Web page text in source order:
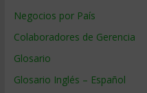
Negocios por País
Colaboradores de Gerencia
Glosario
Glosario Inglés – Español